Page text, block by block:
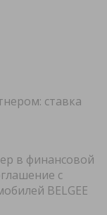
ставка
в финансовой
с
BELGEE